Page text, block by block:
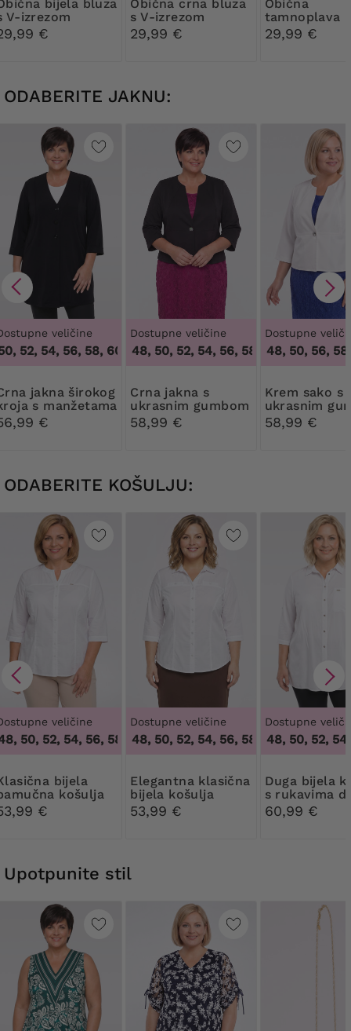
bluza
V-izrezom
€
Obična crna bluza
s V-izrezom
29,99 €
Obična
tamnoplava
s V-izrezom
29,99 €
ODABERITE JAKNU:
veličine
52, 54, 56, 58, 60, 62,48, 50, 52, 54, 56, 58, 60, 62
s manžetama
€
Dostupne veličine
46, 48, 50, 52, 54, 56, 58, 60, 62, 64,46,
Crna jakna s
ukrasnim gumbom
58,99 €
Dostupne
46, 48, 50, 56, 58,
Krem sako s
ukrasnim
58,99 €
ODABERITE KOŠULJU:
veličine
50, 52, 54, 56, 58, 60,46, 48, 50, 52, 54, 56, 58, 60
košulja
€
Dostupne veličine
46, 48, 50, 52, 54, 56, 58,46, 48, 50, 52,
Elegantna klasična
bijela košulja
53,99 €
Dostupne
46, 48, 50, 52, 54,
Duga bijela košulja
s rukavima
lakta
60,99 €
Upotpunite stil